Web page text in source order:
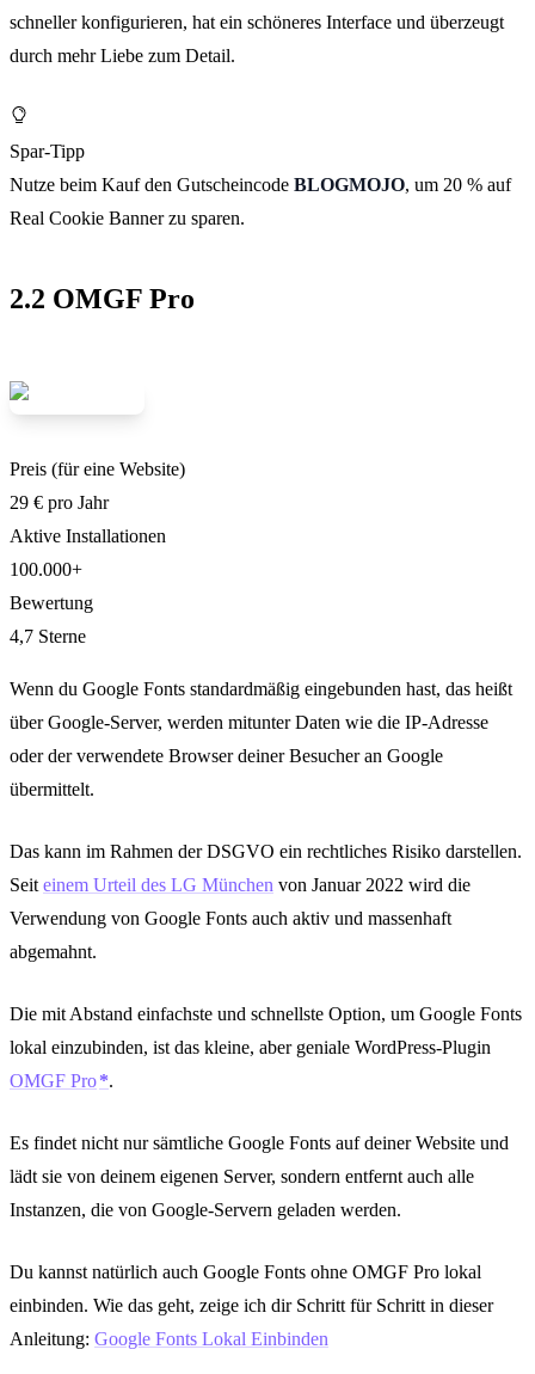
schneller konfigurieren, hat ein schöneres Interface und überzeugt
durch mehr Liebe zum Detail.
Spar-Tipp
Nutze beim Kauf den Gutscheincode BLOGMOJO, um 20 % auf
Real Cookie Banner zu sparen.
2.2 OMGF Pro
Preis (für eine Website)
29 € pro Jahr
Aktive Installationen
100.000+
Bewertung
4,7 Sterne
Wenn du Google Fonts standardmäßig eingebunden hast, das heißt
über Google-Server, werden mitunter Daten wie die IP-Adresse
oder der verwendete Browser deiner Besucher an Google
übermittelt.
Das kann im Rahmen der DSGVO ein rechtliches Risiko darstellen.
Seit einem Urteil des LG München von Januar 2022 wird die
Verwendung von Google Fonts auch aktiv und massenhaft
abgemahnt.
Die mit Abstand einfachste und schnellste Option, um Google Fonts
lokal einzubinden, ist das kleine, aber geniale WordPress-Plugin
OMGF Pro
.
Es findet nicht nur sämtliche Google Fonts auf deiner Website und
lädt sie von deinem eigenen Server, sondern entfernt auch alle
Instanzen, die von Google-Servern geladen werden.
Du kannst natürlich auch Google Fonts ohne OMGF Pro lokal
einbinden. Wie das geht, zeige ich dir Schritt für Schritt in dieser
Anleitung: Google Fonts Lokal Einbinden